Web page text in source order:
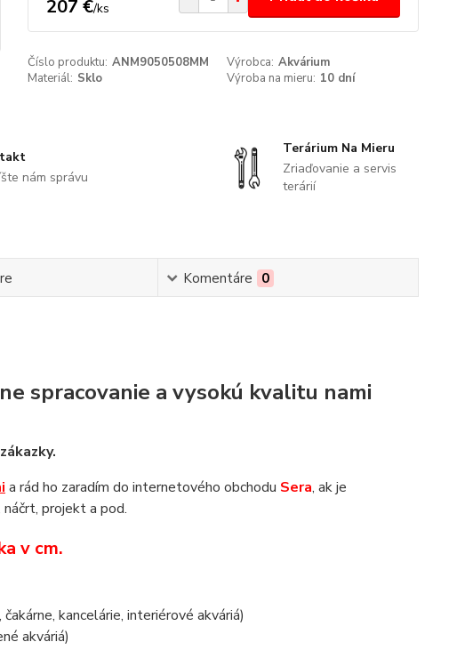
207 €/ks
Číslo produktu: ANM9050508MM Výrobca: Akvárium
Materiál: Sklo Výroba na mieru: 10 dní
nám správu
Terárium Na Mieru
Zriaďovanie a servis
terárií
Komentáre 0
spracovanie a vysokú kvalitu nami
a rád ho zaradím do internetového obchodu Sera, ak je
projekt a pod.
v cm.
kancelárie, interiérové akváriá)
akváriá)